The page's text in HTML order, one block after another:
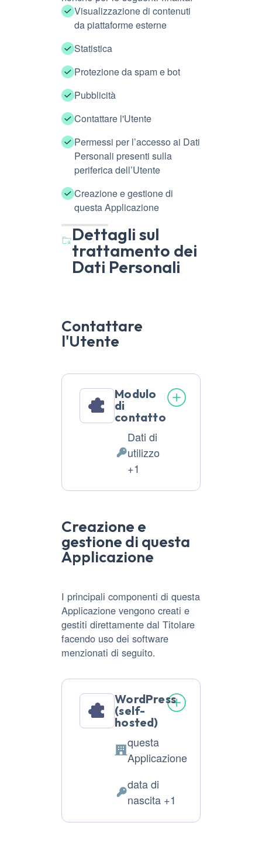
Visualizzazione di contenuti
da piattaforme esterne
Statistica
Protezione da spam e bot
Pubblicità
Contattare l'Utente
Permessi per l’accesso ai Dati
Personali presenti sulla
periferica dell’Utente
Creazione e gestione di
questa Applicazione
Dettagli sul
trattamento dei
Dati Personali
Contattare
l'Utente
Modulo
di
contatto
Dati
Personali
trattati:
Dati di
utilizzo
+1
Creazione e
gestione di questa
Applicazione
I principali componenti di questa
Applicazione vengono creati e
gestiti direttamente dal Titolare
facendo uso dei software
menzionati di seguito.
WordPress
(self-
hosted)
Azienda:
questa
Applicazione
Dati
data di
nascita +1